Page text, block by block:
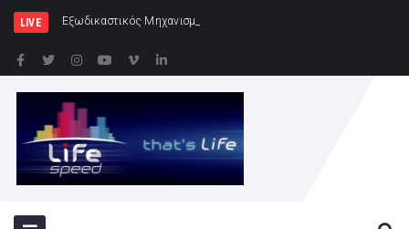
LIVE Εξωδικαστικός Μηχανισμός: Άνω των 20 δισ. ευρώ οι